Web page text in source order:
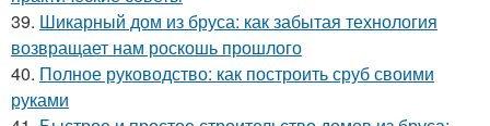
39. Шикарный дом из бруса: как забытая технология
возвращает нам роскошь прошлого
40. Полное руководство: как построить сруб своими
руками